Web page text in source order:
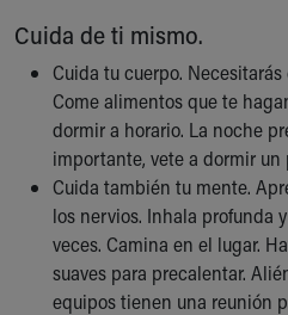
Cuida de ti mismo.
Cuida tu cuerpo.
Come alimentos que te
dormir a horario. La noche
importante, vete a dormir un
Cuida también tu mente.
los nervios. Inhala profunda
veces. Camina en el lugar.
suaves para precalentar.
equipos tienen una reunión